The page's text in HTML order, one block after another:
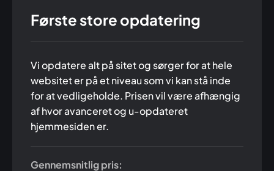
Første store opdatering
Vi opdatere alt på sitet og sørger for at hele
websitet er på et niveau som vi kan stå inde
for at vedligeholde. Prisen vil være afhængig
af hvor avanceret og u-opdateret
hjemmesiden er.
Gennemsnitlig pris: